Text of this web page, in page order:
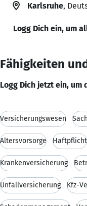
Karlsruhe,
Logg Dich ein, um
Fähigkeiten
Logg Dich jetzt ein, um
Versicherungswesen
Altersvorsorge Haftpflicht
Krankenversicherung
Unfallversicherung Kfz-